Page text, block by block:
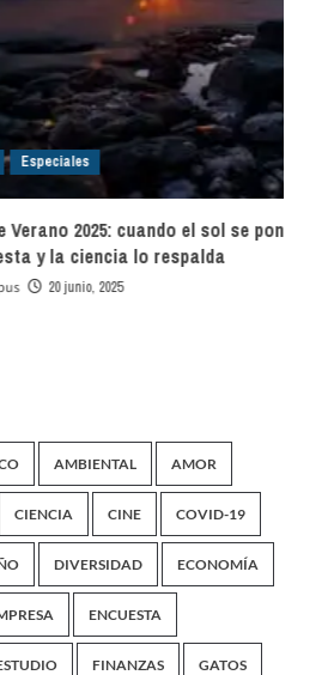
2025: cuando el sol se pone
la ciencia lo respalda
20 junio, 2025
AMBIENTAL AMOR
CIENCIA CINE COVID-19
DIVERSIDAD ECONOMÍA
ENCUESTA
FINANZAS GATOS